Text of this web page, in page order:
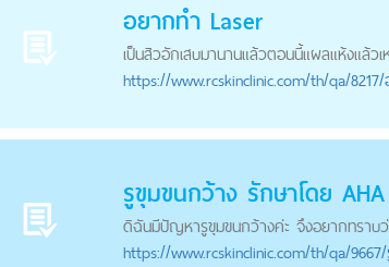
อยากทำ Laser
เป็นสิวอักเสบมานานแล้วตอนนี้แผลแห้งแล้
https://www.rcskinclinic.com/th/qa/
รูขุมขนกว้าง รักษาโดย
ดิฉันมีปัญหารูขุมขนกว้างค่ะ จึงอยากทราบ
https://www.rcskinclinic.com/th/qa/